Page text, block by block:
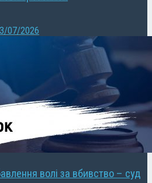
07/2026
волі за вбивство – суд